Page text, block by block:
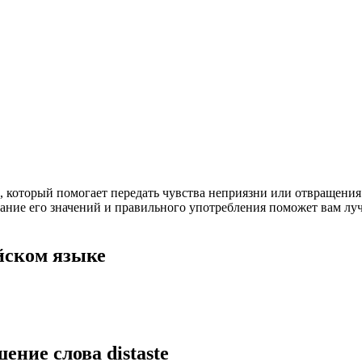
помогает передать чувства неприязни или
его значений и правильного употребления поможет вам
языке
слова distaste